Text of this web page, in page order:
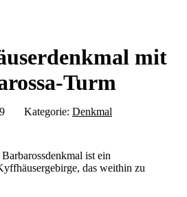
mit
Turm
Kategorie: Denkmal
ist ein
das weithin zu